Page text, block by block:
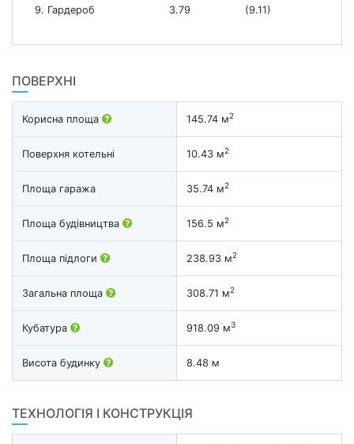
9. Гардероб 3.79 (9.11)
ПОВЕРХНІ
Корисна площа 145.74 м2
Поверхня котельні 10.43 м2
Площа гаража 35.74 м2
Площа будівництва 156.5 м2
Площа підлоги 238.93 м2
Загальна площа 308.71 м2
Кубатура 918.09 м3
Висота будинку 8.48 м
ТЕХНОЛОГІЯ І КОНСТРУКЦІЯ